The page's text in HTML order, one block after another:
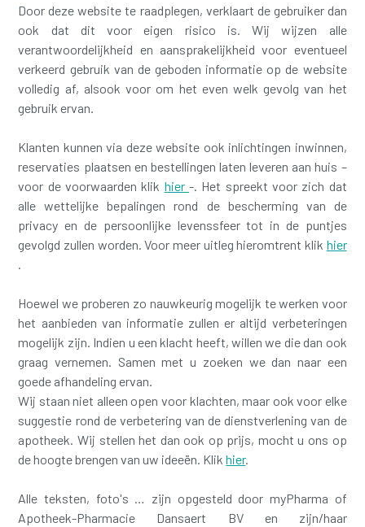
Door deze website te raadplegen, verklaart de gebruiker dan
ook dat dit voor eigen risico is. Wij wijzen alle
verantwoordelijkheid en aansprakelijkheid voor eventueel
verkeerd gebruik van de geboden informatie op de website
volledig af, alsook voor om het even welk gevolg van het
gebruik ervan.
Klanten kunnen via deze website ook inlichtingen inwinnen,
reservaties plaatsen en bestellingen laten leveren aan huis –
voor de voorwaarden klik hier-. Het spreekt voor zich dat
alle wettelijke bepalingen rond de bescherming van de
privacy en de persoonlijke levenssfeer tot in de puntjes
gevolgd zullen worden. Voor meer uitleg hieromtrent klik hier
.
Hoewel we proberen zo nauwkeurig mogelijk te werken voor
het aanbieden van informatie zullen er altijd verbeteringen
mogelijk zijn. Indien u een klacht heeft, willen we die dan ook
graag vernemen. Samen met u zoeken we dan naar een
goede afhandeling ervan.
Wij staan niet alleen open voor klachten, maar ook voor elke
suggestie rond de verbetering van de dienstverlening van de
apotheek. Wij stellen het dan ook op prijs, mocht u ons op
de hoogte brengen van uw ideeën. Klikhier.
Alle teksten, foto's … zijn opgesteld door myPharma of
Apotheek-Pharmacie Dansaert BV en zijn/haar